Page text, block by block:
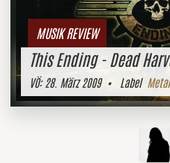
MUSIK REVIEW
This Ending - Dead
VÖ:28. März 2009• Label